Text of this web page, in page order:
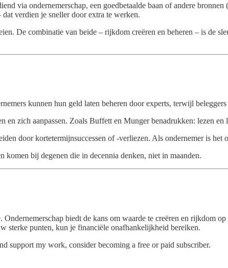
via ondernemerschap, een goedbetaalde baan of andere
verdien je sneller door extra te werken.
De combinatie van beide – rijkdom creëren en beheren – is de
kunnen hun geld laten beheren door experts, terwijl
en zich aanpassen. Zoals Buffett en Munger benadrukken: lezen en
door kortetermijnsuccessen of -verliezen. Als ondernemer is het
komen bij degenen die in decennia denken, niet in maanden.
biedt de kans om waarde te creëren en rijkdom
sterke punten, kun je financiële onafhankelijkheid bereiken.
support my work, consider becoming a free or paid subscriber.